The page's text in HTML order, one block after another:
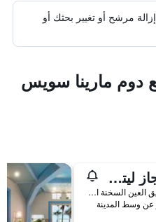
مرشح أو تغيير بحثك أو
دوم مارينا سويس
منتجع جاز ليتل فينيس جولف
36 كم، طريق العين السخنة السويس, Ain Sokhna, مصر